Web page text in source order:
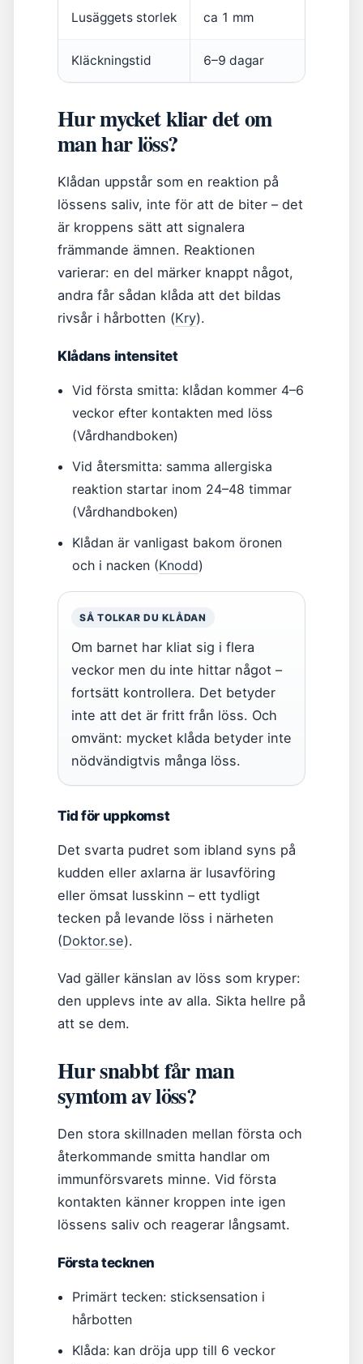
Lusäggets storlek ca 1 mm
Kläckningstid 6–9 dagar
Hur mycket kliar det om
man har löss?
Klådan uppstår som en reaktion på
lössens saliv, inte för att de biter – det
är kroppens sätt att signalera
främmande ämnen. Reaktionen
varierar: en del märker knappt något,
andra får sådan klåda att det bildas
rivsår i hårbotten (Kry).
Klådans intensitet
Vid första smitta: klådan kommer 4–6
veckor efter kontakten med löss
(Vårdhandboken)
Vid återsmitta: samma allergiska
reaktion startar inom 24–48 timmar
(Vårdhandboken)
Klådan är vanligast bakom öronen
och i nacken (Knodd)
SÅ TOLKAR DU KLÅDAN
Om barnet har kliat sig i flera
veckor men du inte hittar något –
fortsätt kontrollera. Det betyder
inte att det är fritt från löss. Och
omvänt: mycket klåda betyder inte
nödvändigtvis många löss.
Tid för uppkomst
Det svarta pudret som ibland syns på
kudden eller axlarna är lusavföring
eller ömsat lusskinn – ett tydligt
tecken på levande löss i närheten
(Doktor.se).
Vad gäller känslan av löss som kryper:
den upplevs inte av alla. Sikta hellre på
att se dem.
Hur snabbt får man
symtom av löss?
Den stora skillnaden mellan första och
återkommande smitta handlar om
immunförsvarets minne. Vid första
kontakten känner kroppen inte igen
lössens saliv och reagerar långsamt.
Första tecknen
Primärt tecken: sticksensation i
hårbotten
Klåda: kan dröja upp till 6 veckor